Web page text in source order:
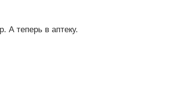
А теперь в аптеку.